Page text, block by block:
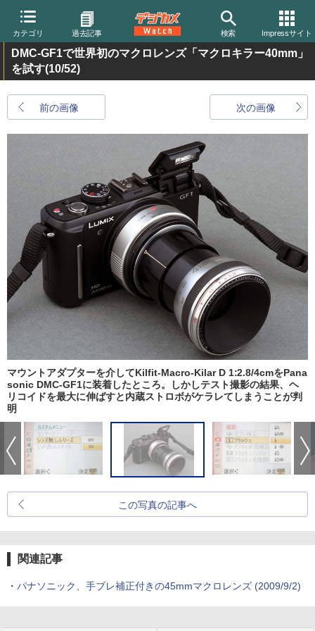
カテゴリ 過去記事 検索 Impressサイト
DMC-GF1で世界初のマクロレンズ「マクロキラー40mm」
を試す(10/52)
前の画像 次の画像
マウントアダプターを介してKilfit-Macro-Kilar D 1:2.8/4cmをPana
sonic DMC-GF1に装着したところ。しかしテスト撮影の結果、ヘ
リコイドを最大に伸ばすと内蔵ストロボがケラレてしまうことが判
明
この写真の記事へ
関連記事
・ パナソニック、手ブレ補正付きの45mmマクロレンズ (2009/9/2)